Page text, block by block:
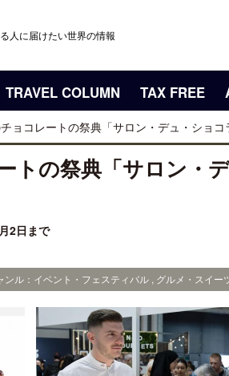
人に届けたい世界の情報
TRAVEL COLUMN TAX FREE
ョコレートの祭典「サロン・デュ・ショコ
トの祭典「サロン・
2日まで
ル：イベント・フェスティバル , グルメ・スイー